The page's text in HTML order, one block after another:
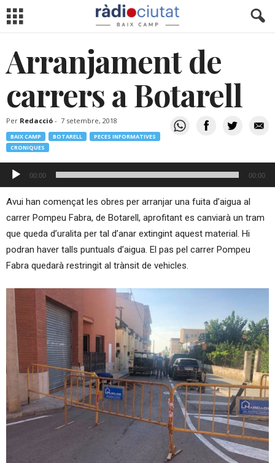
Arranjament de
carrers a Botarell
Per Redacció - 7 setembre, 2018
BAIX CAMP BOTARELL
PECES INFORMATIVES
CRONIQUES
Reproductor
d'àudio
00:00 00:00
Avui han començat les obres per arranjar una fuita d’aigua al
carrer Pompeu Fabra, de Botarell, aprofitant es canviarà un tram
que queda d’uralita per tal d’anar extingint aquest material. Hi
podran haver talls puntuals d’aigua. El pas pel carrer Pompeu
Fabra quedarà restringit al trànsit de vehicles.